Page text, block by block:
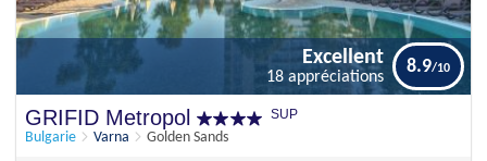
GRIFID Metropol SUP
Bulgarie Varna Golden Sands
Excellent
18 appréciations
8.9